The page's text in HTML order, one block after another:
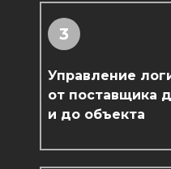
3
Управление
от поставщика
и до объекта